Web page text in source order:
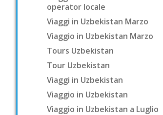
operator locale
Viaggi in Uzbekistan Marzo
Viaggio in Uzbekistan Marzo
Tours Uzbekistan
Tour Uzbekistan
Viaggi in Uzbekistan
Viaggio in Uzbekistan
Viaggio in Uzbekistan a Luglio